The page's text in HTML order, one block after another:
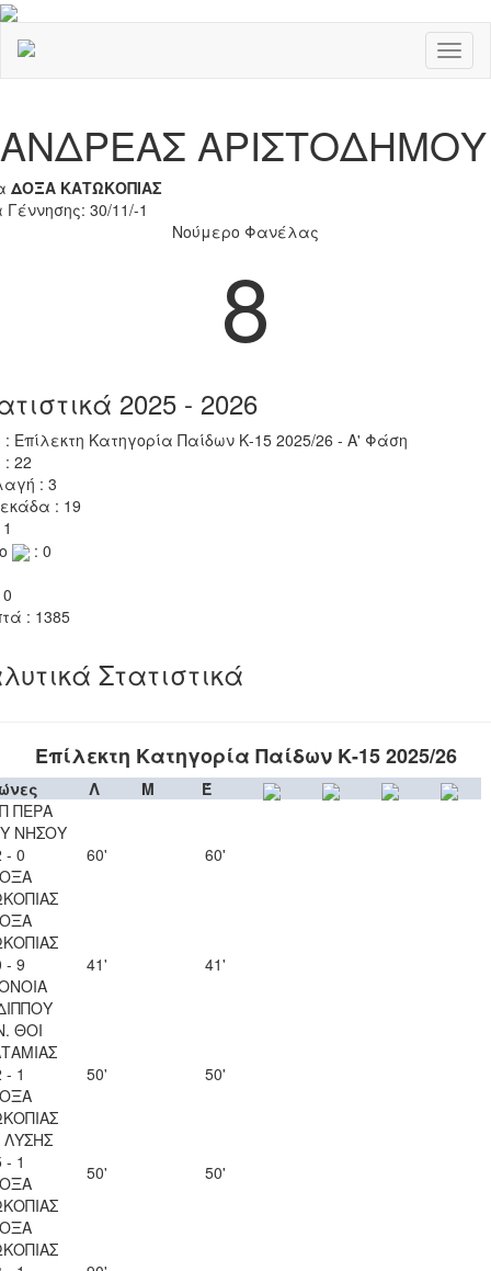
ΑΝΔΡΕΑΣ ΑΡΙΣΤΟΔΗΜΟΥ
ΔΟΞΑ ΚΑΤΩΚΟΠΙΑΣ
30/11/-1
Νούμερο Φανέλας
8
2025 - 2026
: Επίλεκτη Κατηγορία Παίδων Κ-15 2025/26 - Α' Φάση
22
: 3
: 19
: 0
: 1385
Στατιστικά
Επίλεκτη Κατηγορία Παίδων Κ-15 2025/26
Λ Μ
Έ
ΠΕΡΑ
ΝΗΣΟΥ
- 0
60' 60'
- 9
41' 41'
ΘΟΙ
- 1
50' 50'
ΛΥΣΗΣ
- 1
50' 50'